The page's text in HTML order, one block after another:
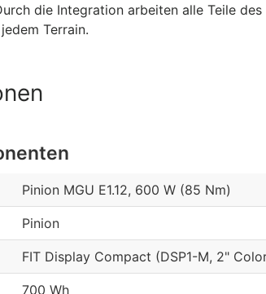
die Integration arbeiten alle Teile
Terrain.
Pinion MGU E1.12, 600 W (85 Nm)
Pinion
FIT Display Compact (DSP1-M, 2"
700 Wh